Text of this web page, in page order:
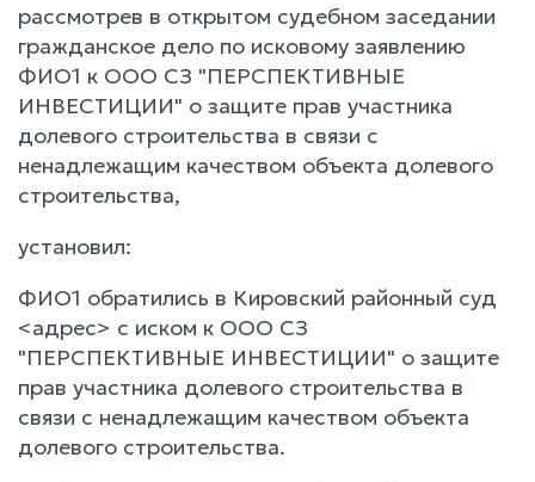
рассмотрев в открытом судебном заседании
гражданское дело по исковому заявлению
ФИО1 к ООО СЗ "ПЕРСПЕКТИВНЫЕ
ИНВЕСТИЦИИ" о защите прав участника
долевого строительства в связи с
ненадлежащим качеством объекта долевого
строительства,
установил:
ФИО1 обратились в Кировский районный суд
<адрес> с иском к ООО СЗ
"ПЕРСПЕКТИВНЫЕ ИНВЕСТИЦИИ" о защите
прав участника долевого строительства в
связи с ненадлежащим качеством объекта
долевого строительства.